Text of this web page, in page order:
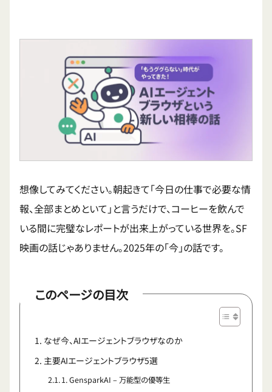
想像してみてください。朝起きて「今日の仕事で必要な情
報、全部まとめといて」と言うだけで、コーヒーを飲んで
いる間に完璧なレポートが出来上がっている世界を。SF
映画の話じゃありません。2025年の「今」の話です。
このページの目次
なぜ今、AIエージェントブラウザなのか
主要AIエージェントブラウザ5選
1. GensparkAI – 万能型の優等生